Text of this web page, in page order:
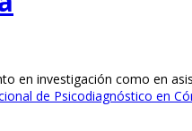
en investigación como en
de Psicodiagnóstico en